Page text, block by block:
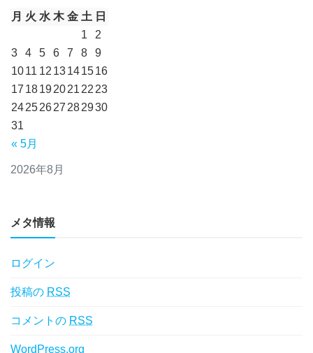
2026年8月
月 火 水 木 金 土 日
« 5月
1
2
3
4 5 6 7 8
9
1011 12 13141516
17 18192021 22 23
24252627 282930
31
メタ情報
ログイン
投稿の RSS
コメントの RSS
WordPress.org